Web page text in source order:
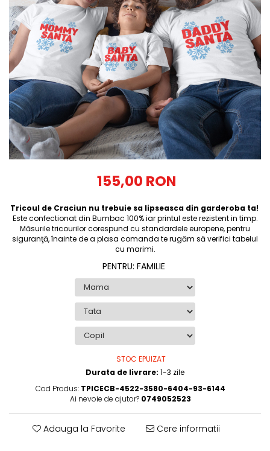
Tricouri Diverse
Tricouri Azi esti Tanar si maine...
Tricouri Motivationale
Tricouri Mamici
Tricouri Pensionari
Tricouri Animalute
Tricouri Stari
Tricouri Gameri
Tricouri Mesaje Virale
Tricouri Zicale Romanesti
Tricouri Copii
155,00 RON
Tricoul de Craciun nu trebuie sa lipseasca din garderoba ta!
Este confectionat din Bumbac 100% iar printul este rezistent in timp.
Măsurile tricourilor corespund cu standardele europene, pentru
siguranţă, înainte de a plasa comanda te rugăm să verifici tabelul
cu marimi.
PENTRU: FAMILIE
STOC EPUIZAT
Durata de livrare: 1-3 zile
Cod Produs: TPICECB-4522-3580-6404-93-6144
Ai nevoie de ajutor? 0749052523
Adauga la Favorite Cere informatii